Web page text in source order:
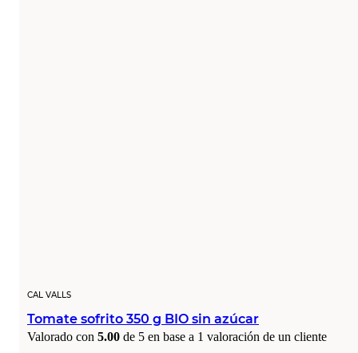
CAL VALLS
Tomate sofrito 350 g BIO sin azúcar
Valorado con 5.00 de 5 en base a 1 valoración de un cliente